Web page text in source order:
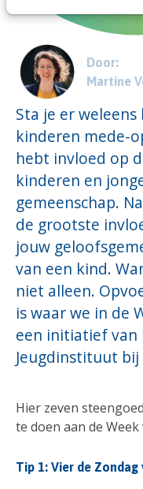
Door:
Martine
Sta je er
kinderen mede-
hebt invloed op
kinderen en
gemeenschap.
de grootste
jouw
van een kind.
niet alleen.
is waar we in de
een initiatief van
Jeugdinstituut
Hier zeven
te doen aan de
Tip 1: Vier de